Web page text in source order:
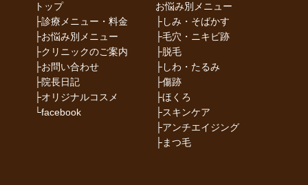
トップ
├診療メニュー・料金
├お悩み別メニュー
├クリニックのご案内
├お問い合わせ
├院長日記
├オリジナルコスメ
└facebook
お悩み別メニュー
├しみ・そばかす
├毛穴・ニキビ跡
├脱毛
├しわ・たるみ
├傷跡
├ほくろ
├スキンケア
├アンチエイジング
├まつ毛